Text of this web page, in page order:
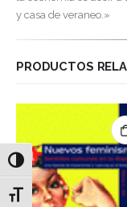
Alternar alto
Alternar tamaño de
y casa de veraneo.»
PRODUCTOS